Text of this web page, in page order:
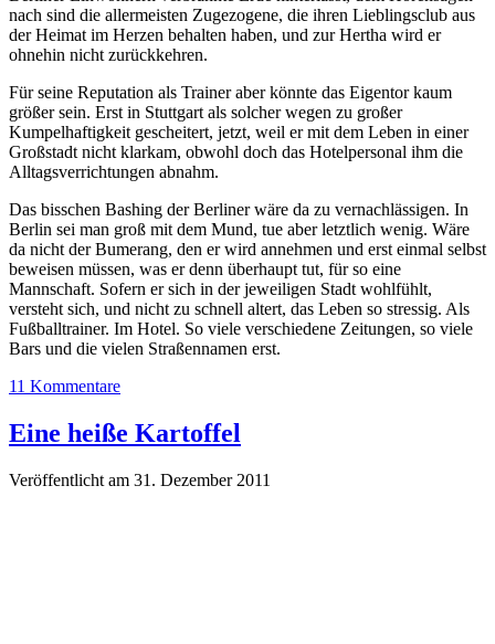
nach sind die allermeisten Zugezogene, die ihren Lieblingsclub aus
der Heimat im Herzen behalten haben, und zur Hertha wird er
ohnehin nicht zurückkehren.
Für seine Reputation als Trainer aber könnte das Eigentor kaum
größer sein. Erst in Stuttgart als solcher wegen zu großer
Kumpelhaftigkeit gescheitert, jetzt, weil er mit dem Leben in einer
Großstadt nicht klarkam, obwohl doch das Hotelpersonal ihm die
Alltagsverrichtungen abnahm.
Das bisschen Bashing der Berliner wäre da zu vernachlässigen. In
Berlin sei man groß mit dem Mund, tue aber letztlich wenig. Wäre
da nicht der Bumerang, den er wird annehmen und erst einmal selbst
beweisen müssen, was er denn überhaupt tut, für so eine
Mannschaft. Sofern er sich in der jeweiligen Stadt wohlfühlt,
versteht sich, und nicht zu schnell altert, das Leben so stressig. Als
Fußballtrainer. Im Hotel. So viele verschiedene Zeitungen, so viele
Bars und die vielen Straßennamen erst.
11 Kommentare
Eine heiße Kartoffel
Veröffentlicht am 31. Dezember 2011